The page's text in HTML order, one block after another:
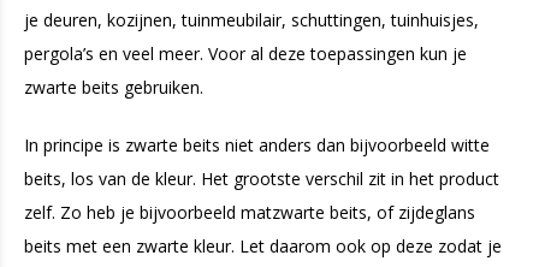
je deuren, kozijnen, tuinmeubilair, schuttingen, tuinhuisjes,
pergola’s en veel meer. Voor al deze toepassingen kun je
zwarte beits gebruiken.
In principe is zwarte beits niet anders dan bijvoorbeeld witte
beits, los van de kleur. Het grootste verschil zit in het product
zelf. Zo heb je bijvoorbeeld matzwarte beits, of zijdeglans
beits met een zwarte kleur. Let daarom ook op deze zodat je